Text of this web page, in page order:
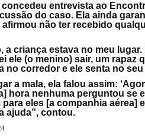
concedeu entrevista ao
do caso. Ela ainda
não ter recebido
a criança estava no meu lugar.
ele (o menino) sair, um rapaz
no corredor e ele senta no
a mala, ela falou assim:
hora nenhuma perguntou se
eles [a companhia aérea]
ajuda”, contou.